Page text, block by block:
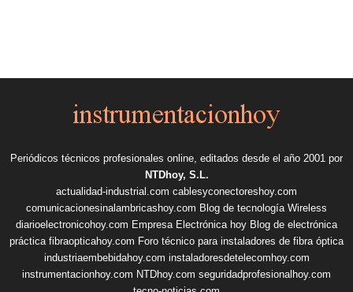
Periódicos técnicos profesionales online, editados desde el año 2001 por
NTDhoy, S.L.
actualidad-industrial.com cablesyconectoreshoy.com
comunicacionesinalambricashoy.com Blog de tecnología Wireless
diarioelectronicohoy.com Empresa Electrónica hoy Blog de electrónica
práctica fibraopticahoy.com Foro técnico para instaladores de fibra óptica
industriaembebidahoy.com instaladoresdetelecomhoy.com
instrumentacionhoy.com NTDhoy.com seguridadprofesionalhoy.com